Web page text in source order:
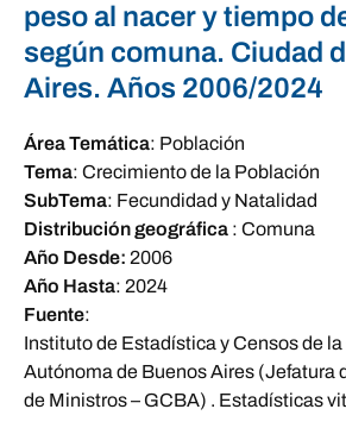
peso al nacer y tiempo
según comuna. Ciudad
Aires. Años 2006/2024
Área Temática: Población
Tema: Crecimiento de la Población
SubTema: Fecundidad y Natalidad
Distribución geográfica : Comuna
Año Desde: 2006
Año Hasta: 2024
Fuente:
Instituto de Estadística y Censos de
Autónoma de Buenos Aires (Jefatura
de Ministros – GCBA) . Estadísticas